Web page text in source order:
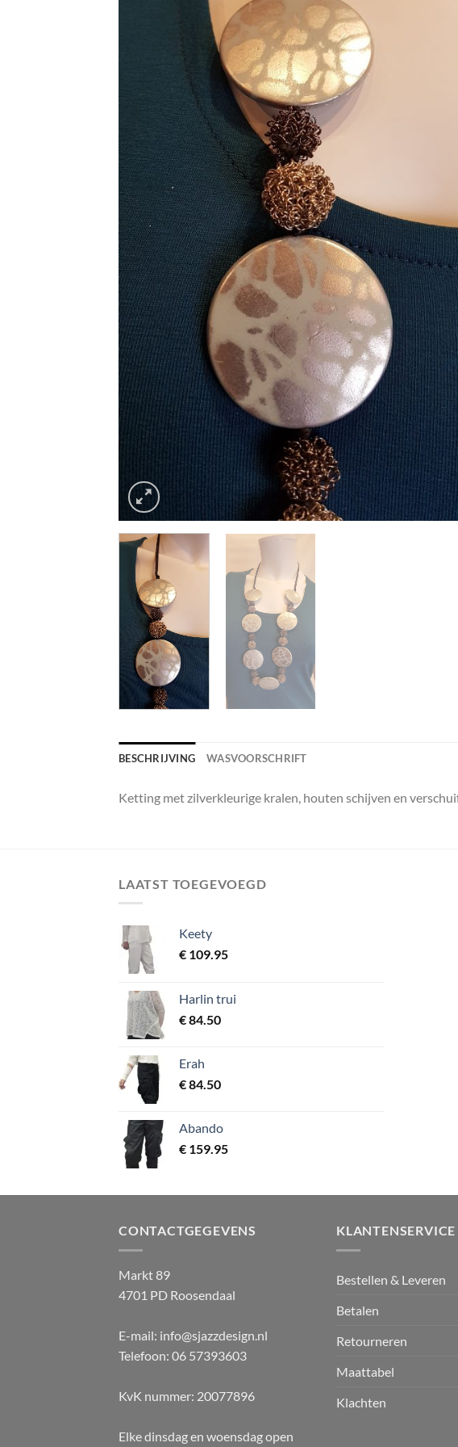
BESCHRIJVING WASVOORSCHRIFT
Ketting met zilverkleurige kralen, houten schijven en
LAATST TOEGEVOEGD
Keety
€ 109.95
Harlin trui
€84.50
Erah
€84.50
Abando
€ 159.95
CONTACTGEGEVENS
Markt 89
4701 PD Roosendaal
E-mail: info@sjazzdesign.nl
Telefoon: 06 57393603
KvK nummer: 20077896
Elke dinsdag en woensdag open
KLANTENSERVICE
Bestellen & Leveren
Betalen
Retourneren
Maattabel
Klachten